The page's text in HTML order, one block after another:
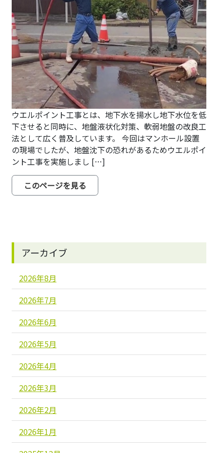
ウエルポイント工事とは、地下水を揚水し地下水位を低
下させると同時に、地盤液状化対策、軟弱地盤の改良工
法として広く普及しています。 今回はマンホール設置
の現場でしたが、地盤沈下の恐れがあるためウエルポイ
ント工事を実施しまし […]
このページを見る
アーカイブ
2026年8月
2026年7月
2026年6月
2026年5月
2026年4月
2026年3月
2026年2月
2026年1月